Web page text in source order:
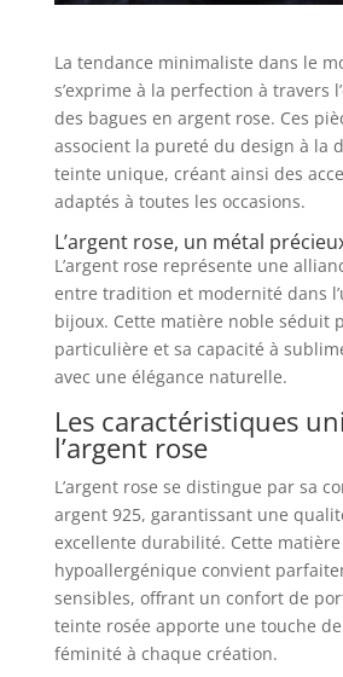
La tendance minimaliste dans le
s’exprime à la perfection à travers
des bagues en argent rose. Ces
associent la pureté du design à la
teinte unique, créant ainsi des
adaptés à toutes les occasions.
L’argent rose, un métal
L’argent rose représente une
entre tradition et modernité dans
bijoux. Cette matière noble séduit
particulière et sa capacité à
avec une élégance naturelle.
Les caractéristiques
l’argent rose
L’argent rose se distingue par sa
argent 925, garantissant une
excellente durabilité. Cette matière
hypoallergénique convient
sensibles, offrant un confort de
teinte rosée apporte une touche
féminité à chaque création.